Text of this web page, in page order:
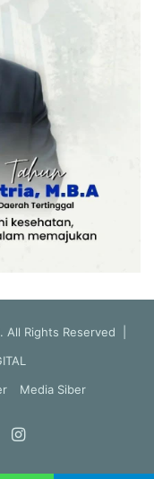
Rights Reserved |
Media Siber
Instagram